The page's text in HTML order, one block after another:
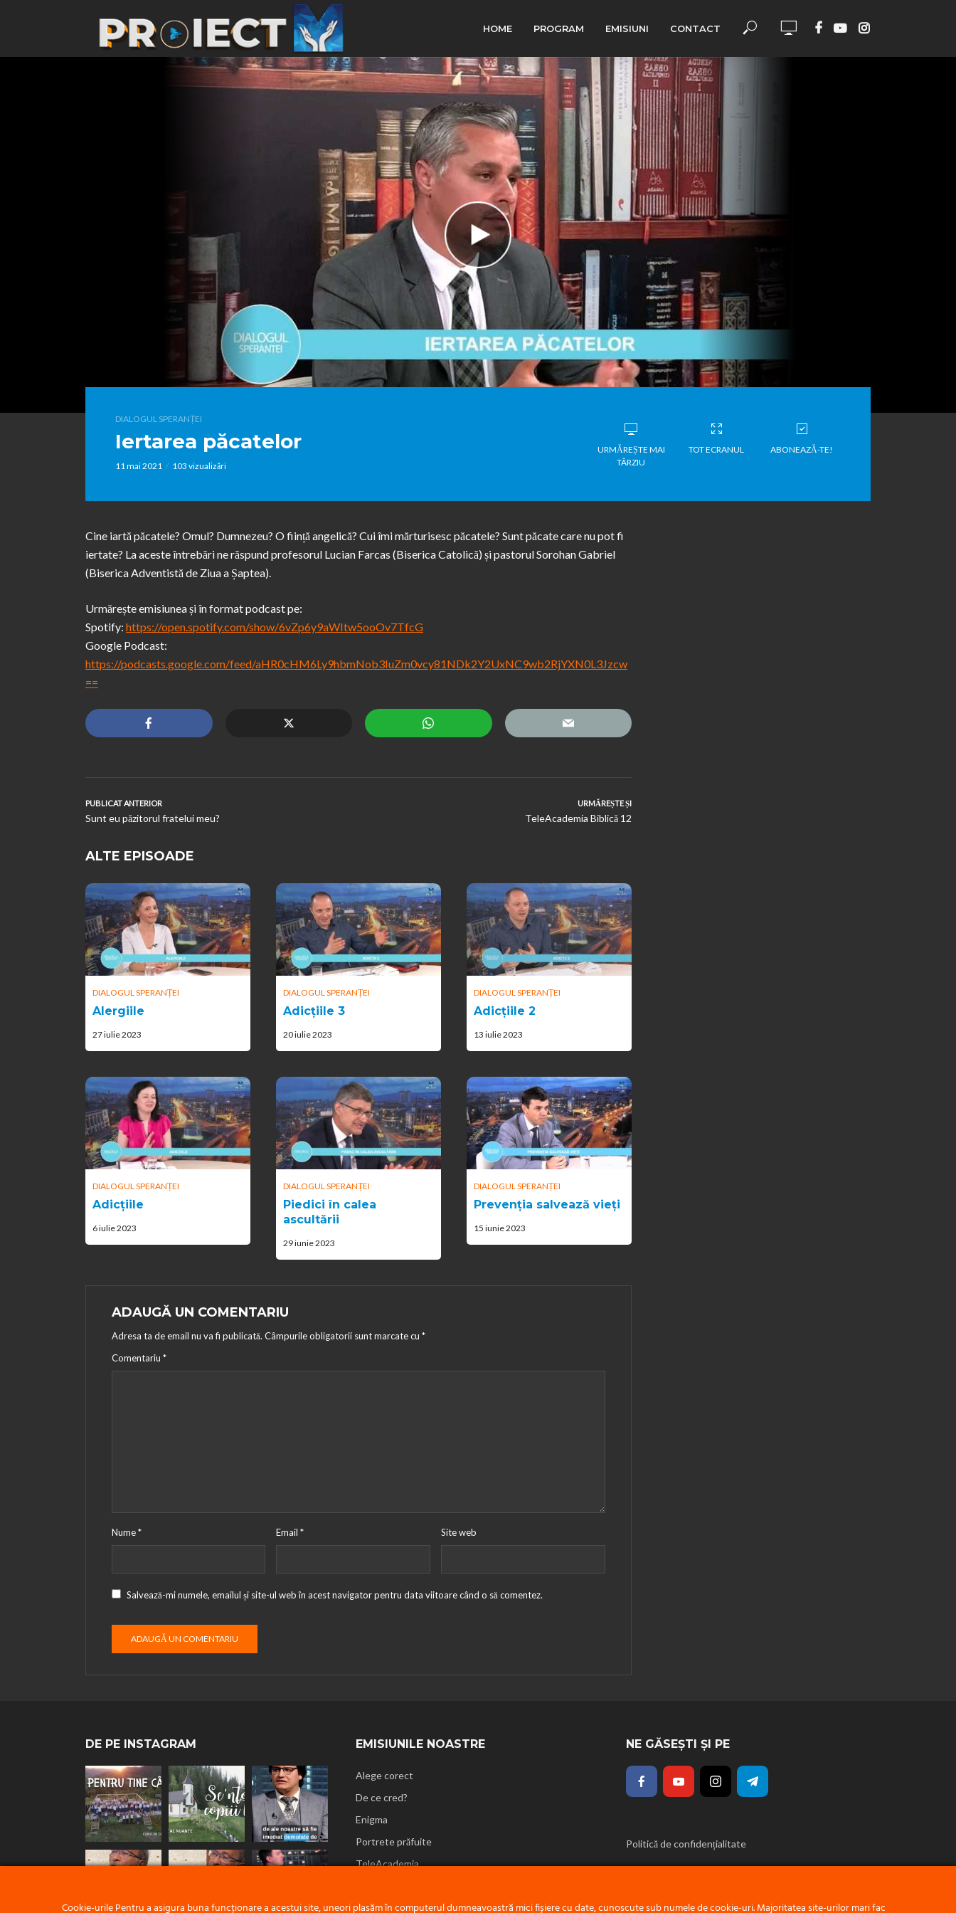
HOME PROGRAM EMISIUNI CONTACT
DIALOGUL SPERANȚEI
Iertarea păcatelor
11 mai 2021 103 vizualizări
URMĂREȘTE MAI
TÂRZIU
TOT ECRANUL ABONEAZĂ-TE!
Cine iartă păcatele? Omul? Dumnezeu? O ființă angelică? Cui îmi mărturisesc păcatele? Sunt păcate care nu pot fi
iertate? La aceste întrebări ne răspund profesorul Lucian Farcas (Biserica Catolică) și pastorul Sorohan Gabriel
(Biserica Adventistă de Ziua a Șaptea).
Urmărește emisiunea și în format podcast pe:
Spotify: https://open.spotify.com/show/6vZp6y9aWItw5ooOv7TfcG
Google Podcast:
https://podcasts.google.com/feed/aHR0cHM6Ly9hbmNob3IuZm0vcy81NDk2Y2UxNC9wb2RjYXN0L3Jzcw
==
PUBLICAT ANTERIOR
Sunt eu păzitorul fratelui meu?
URMĂREȘTE ȘI
TeleAcademia Biblică 12
ALTE EPISOADE
DIALOGUL SPERANȚEI
Alergiile
27 iulie 2023
DIALOGUL SPERANȚEI
Adicțiile 3
20 iulie 2023
DIALOGUL SPERANȚEI
Adicțiile 2
13 iulie 2023
DIALOGUL SPERANȚEI
Adicțiile
6 iulie 2023
DIALOGUL SPERANȚEI
Piedici în calea
ascultării
29 iunie 2023
DIALOGUL SPERANȚEI
Prevenția salvează vieți
15 iunie 2023
ADAUGĂ UN COMENTARIU
Adresa ta de email nu va fi publicată. Câmpurile obligatorii sunt marcate cu *
Comentariu *
Nume* Email* Site web
Salvează-mi numele, emailul și site-ul web în acest navigator pentru data viitoare când o să comentez.
DE PE INSTAGRAM EMISIUNILE NOASTRE
Alege corect
De ce cred?
Enigma
Portrete prăfuite
TeleAcademia
NE GĂSEȘTI ȘI PE
Politică de confidențialitate
Cookie-urile Pentru a asigura buna funcționare a acestui site, uneori plasăm în computerul dumneavoastră mici fișiere cu date, cunoscute sub numele de cookie-uri. Majoritatea site-urilor mari fac